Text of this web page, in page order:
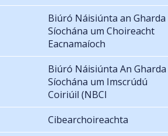
Biúró Náisiúnta an Gharda
Síochána um Choireacht
Eacnamaíoch
Biúró Náisiúnta An Gharda
Síochána um Imscrúdú
Coiriúil (NBCI
Cibearchoireachta